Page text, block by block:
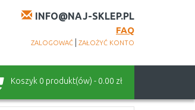
INFO@NAJ-SKLEP.PL
FAQ
ZALOGOWAĆ ZAŁOŻYĆ KONTO
Koszyk 0 produkt(ów) - 0.00 zł